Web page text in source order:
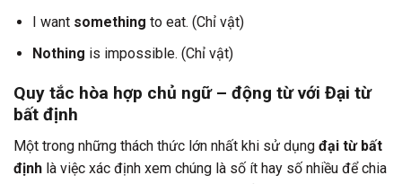
I want something to eat. (Chỉ vật)
Nothing is impossible. (Chỉ vật)
Quy tắc hòa hợp chủ ngữ – động từ với Đại từ
bất định
Một trong những thách thức lớn nhất khi sử dụng đại từ bất
định là việc xác định xem chúng là số ít hay số nhiều để chia